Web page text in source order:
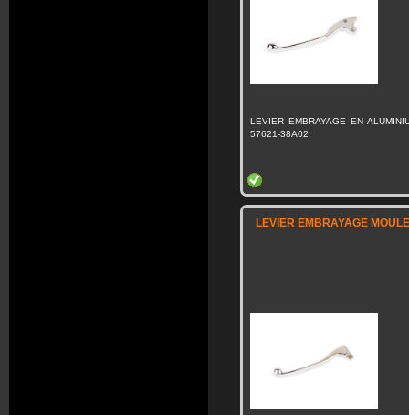
LEVIER EMBRAYAGE EN
57621-38A02
LEVIER EMBRAYAGE